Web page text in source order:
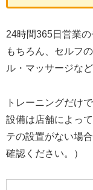
24時間365日営業
もちろん、セルフ
ル・マッサージな
トレーニングだけ
設備は店舗によっ
テの設置がない場
確認ください。）